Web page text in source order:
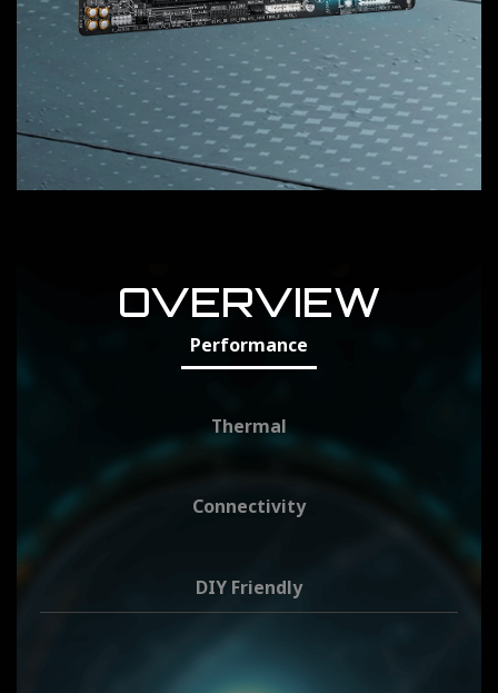
OVERVIEW
Performance
Thermal
Connectivity
DIY Friendly